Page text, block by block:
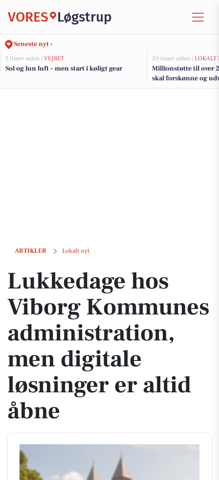
VORES Løgstrup
Seneste nyt ›
5 timer siden | VEJRET
Sol og lun luft – men start i køligt gear
20 timer siden | LOKALT
Millionstøtte til over
skal forskønne og
Kommunes mindre
ARTIKLER Lokalt nyt
Lukke­dage hos Viborg Kommunes administration, men digitale
Lukke­dage hos
Viborg Kommunes
administration,
men digitale
løsninger er altid
åbne